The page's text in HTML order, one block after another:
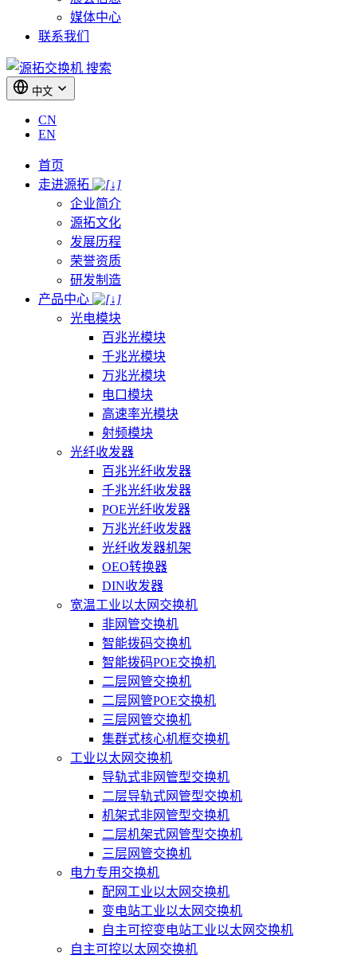
媒体中心
联系我们
搜索
中文
CN
EN
首页
走进源拓
企业简介
源拓文化
发展历程
荣誉资质
研发制造
产品中心
光电模块
百兆光模块
千兆光模块
万兆光模块
电口模块
高速率光模块
射频模块
光纤收发器
百兆光纤收发器
千兆光纤收发器
POE光纤收发器
万兆光纤收发器
光纤收发器机架
OEO转换器
DIN收发器
宽温工业以太网交换机
非网管交换机
智能拨码交换机
智能拨码POE交换机
二层网管交换机
二层网管POE交换机
三层网管交换机
集群式核心机框交换机
工业以太网交换机
导轨式非网管型交换机
二层导轨式网管型交换机
机架式非网管型交换机
二层机架式网管型交换机
三层网管交换机
电力专用交换机
配网工业以太网交换机
变电站工业以太网交换机
自主可控变电站工业以太网交换机
自主可控以太网交换机